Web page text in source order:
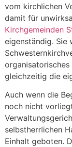
vom kirchlichen
damit für
Kirchgemeinden
eigenständig. Sie
gleichzeitig die
Auch wenn die
noch nicht
selbstherrlichen
Einhalt geboten.